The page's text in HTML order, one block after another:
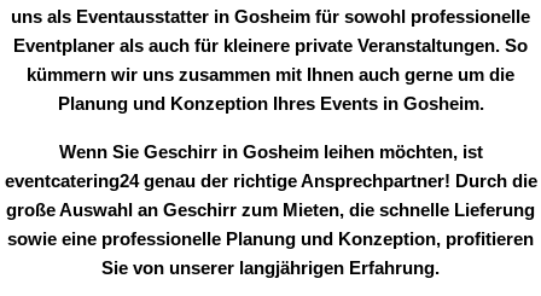
uns als Eventausstatter in Gosheim für sowohl professionelle
Eventplaner als auch für kleinere private Veranstaltungen. So
kümmern wir uns zusammen mit Ihnen auch gerne um die
Planung und Konzeption Ihres Events in Gosheim.
Wenn Sie Geschirr in Gosheim leihen möchten, ist
eventcatering24 genau der richtige Ansprechpartner! Durch die
große Auswahl an Geschirr zum Mieten, die schnelle Lieferung
sowie eine professionelle Planung und Konzeption, profitieren
Sie von unserer langjährigen Erfahrung.